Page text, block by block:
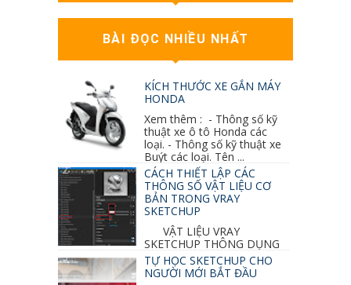
BÀI ĐỌC NHIỀU NHẤT
KÍCH THƯỚC XE GẮN MÁY
HONDA
Xem thêm : - Thông số kỹ
thuật xe ô tô Honda các
loại. - Thông số kỹ thuật xe
Buýt các loại. Tên ...
CÁCH THIẾT LẬP CÁC
THÔNG SỐ VẬT LIỆU CƠ
BẢN TRONG VRAY
SKETCHUP
VẬT LIỆU VRAY
SKETCHUP THÔNG DỤNG
NHẤT 1. VẬT LIỆU VRAY INOX BÓNG: ●
Diffuse : đen ● Reflection color ...
TỰ HỌC SKETCHUP CHO
NGƯỜI MỚI BẮT ĐẦU